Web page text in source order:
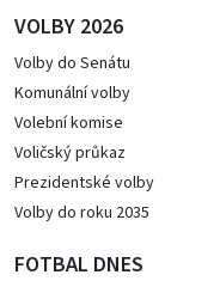
VOLBY 2026
Volby do Senátu
Komunální volby
Volební komise
Voličský průkaz
Prezidentské volby
Volby do roku 2035
FOTBAL DNES